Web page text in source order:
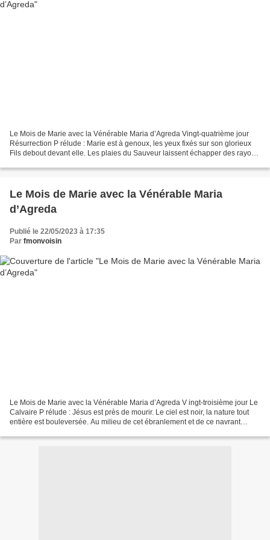
Le Mois de Marie avec la Vénérable Maria d’Agreda Vingt-quatrième jour
Résurrection P rélude : Marie est à genoux, les yeux fixés sur son glorieux
Fils debout devant elle. Les plaies du Sauveur laissent échapper des rayons
Le Mois de Marie avec la Vénérable Maria
d’Agreda
Publié le 22/05/2023 à 17:35
Par fmonvoisin
Le Mois de Marie avec la Vénérable Maria d’Agreda V ingt-troisième jour Le
Calvaire P rélude : Jésus est près de mourir. Le ciel est noir, la nature tout
entière est bouleversée. Au milieu de cet ébranlement et de ce navrant